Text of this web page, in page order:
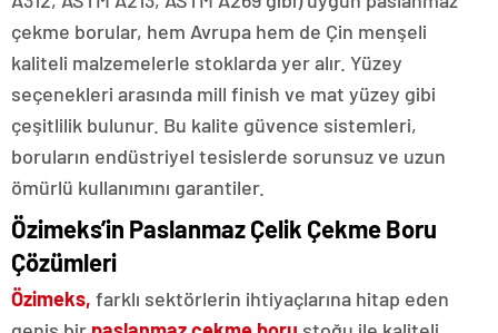
çekme borular, hem Avrupa hem de Çin menşeli
kaliteli malzemelerle stoklarda yer alır. Yüzey
seçenekleri arasında mill finish ve mat yüzey gibi
çeşitlilik bulunur. Bu kalite güvence sistemleri,
boruların endüstriyel tesislerde sorunsuz ve uzun
ömürlü kullanımını garantiler.
Özimeks’in Paslanmaz Çelik Çekme Boru
Çözümleri
Özimeks, farklı sektörlerin ihtiyaçlarına hitap eden